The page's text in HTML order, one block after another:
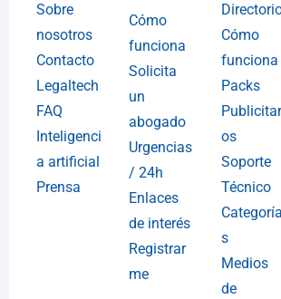
Sobre
nosotros
Contacto
Legaltech
FAQ
Inteligenci
a artificial
Prensa
Cómo
funciona
Solicita
un
abogado
Urgencias
/ 24h
Enlaces
de interés
Registrar
me
Cómo
funciona
Packs
os
Soporte
Técnico
Categoría
s
Medios
de